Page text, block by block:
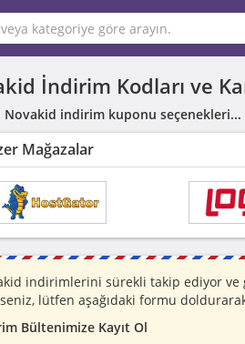
İndirim Kodları ve
Novakid indirim kuponu seçenekleri...
Mağazalar
indirimlerini sürekli takip ediyor
lütfen aşağıdaki formu
Bültenimize Kayıt Ol